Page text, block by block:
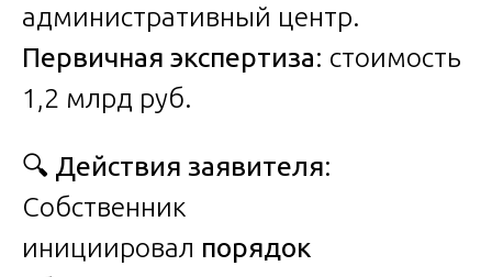
административный центр.
Первичная экспертиза: стоимость
1,2 млрд руб.
🔍 Действия заявителя:
Собственник
инициировал порядок